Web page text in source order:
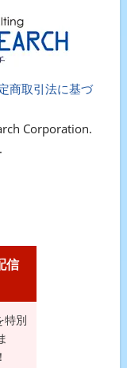
商取引法に基づ
Corporation.
信
特別